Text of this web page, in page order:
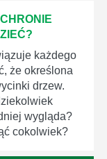
każdego
że określona
drzew.
wygląda?
cokolwiek?